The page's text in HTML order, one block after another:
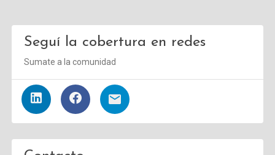
Seguí la cobertura en redes
Sumate a la comunidad